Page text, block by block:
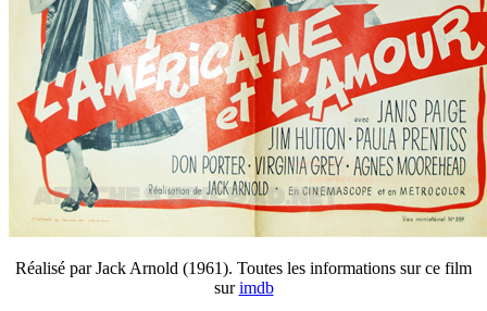
Réalisé par Jack Arnold (1961). Toutes les informations sur ce film
surimdb